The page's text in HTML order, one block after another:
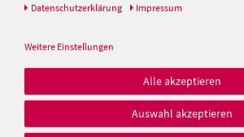
Balke Sportmütze Lakota im
25,00 € 49,00 €
Daten­schutz­erklärung Impressum
Weitere Einstellungen
Alle akzeptieren
Auswahl akzeptieren